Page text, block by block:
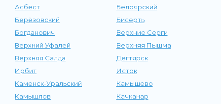
Асбест
Белоярский
Берёзовский
Бисерть
Богданович
Верхние Серги
Верхний Уфалей
Верхняя Пышма
Верхняя Салда
Дегтярск
Ирбит
Исток
Каменск-Уральский
Камышево
Камышлов
Качканар